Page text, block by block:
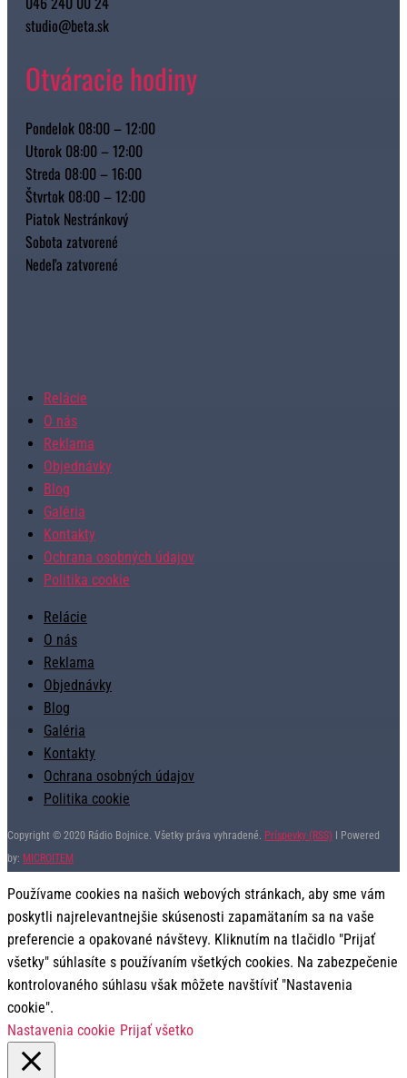
studio@beta.sk
Otváracie hodiny
Pondelok 08:00 – 12:00
Utorok 08:00 – 12:00
Streda 08:00 – 16:00
Štvrtok 08:00 – 12:00
Piatok Nestránkový
Sobota zatvorené
Nedeľa zatvorené
Relácie
O nás
Reklama
Objednávky
Blog
Galéria
Kontakty
Ochrana osobných údajov
Politika cookie
Relácie
O nás
Reklama
Objednávky
Blog
Galéria
Kontakty
Ochrana osobných údajov
Politika cookie
Copyright © 2020 Rádio Bojnice. Všetky práva vyhradené. Príspevky (RSS) I Powered
by: MICROITEM
Používame cookies na našich webových stránkach, aby sme vám
poskytli najrelevantnejšie skúsenosti zapamätaním sa na vaše
preferencie a opakované návštevy. Kliknutím na tlačidlo "Prijať
všetky" súhlasíte s používaním všetkých cookies. Na zabezpečenie
kontrolovaného súhlasu však môžete navštíviť "Nastavenia
cookie".
Nastavenia cookie Prijať všetko